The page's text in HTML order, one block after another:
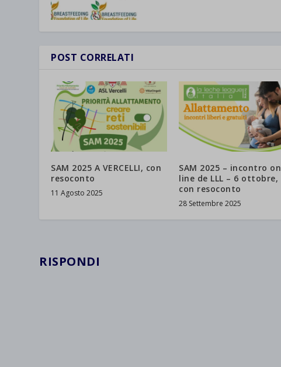
POST CORRELATI
SAM 2025 A VERCELLI, con
resoconto
11 Agosto 2025
SAM 2025 – incontro on
line de LLL – 6 ottobre,
con resoconto
28 Settembre 2025
RISPONDI